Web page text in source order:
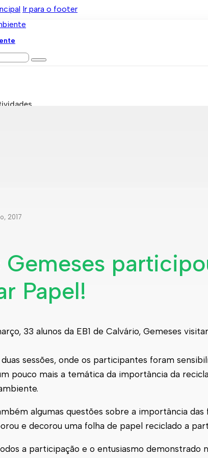
Ir para o footer
2017
Gemeses
Papel!
33 alunos da EB1 de Calvário, Gemeses
sessões, onde os participantes foram
pouco mais a temática da importância da
algumas questões sobre a importância das
e decorou uma folha de papel reciclado a
a participação e o entusiasmo demonstrado